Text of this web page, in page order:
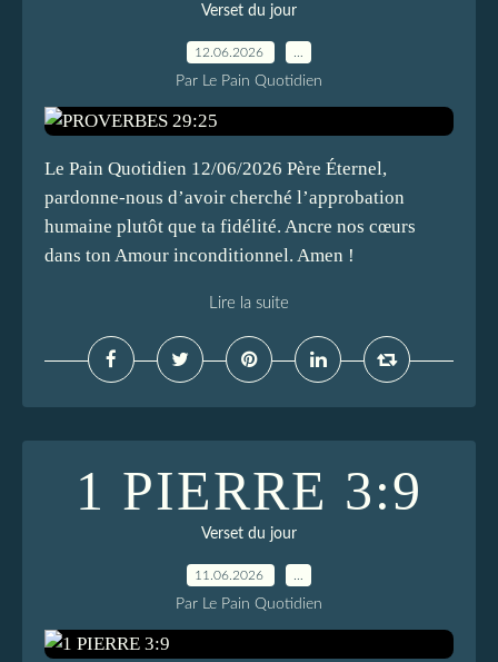
Verset du jour
12.06.2026
Par Le Pain Quotidien
Le Pain Quotidien 12/06/2026 Père Éternel,
pardonne-nous d’avoir cherché l’approbation
humaine plutôt que ta fidélité. Ancre nos cœurs
dans ton Amour inconditionnel. Amen !
Lire la suite
1 PIERRE 3:9
Verset du jour
11.06.2026
Par Le Pain Quotidien